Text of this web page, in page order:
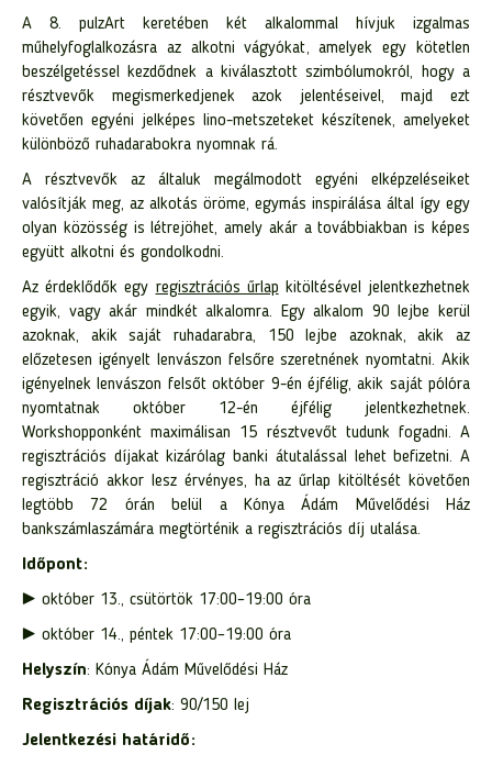
A 8. pulzArt keretében két alkalommal hívjuk izgalmas
műhelyfoglalkozásra az alkotni vágyókat, amelyek egy kötetlen
beszélgetéssel kezdődnek a kiválasztott szimbólumokról, hogy a
résztvevők megismerkedjenek azok jelentéseivel, majd ezt
követően egyéni jelképes lino-metszeteket készítenek, amelyeket
különböző ruhadarabokra nyomnak rá.
A résztvevők az általuk megálmodott egyéni elképzeléseiket
valósítják meg, az alkotás öröme, egymás inspirálása által így egy
olyan közösség is létrejöhet, amely akár a továbbiakban is képes
együtt alkotni és gondolkodni.
Az érdeklődők egy regisztrációs űrlap kitöltésével jelentkezhetnek
egyik, vagy akár mindkét alkalomra. Egy alkalom 90 lejbe kerül
azoknak, akik saját ruhadarabra, 150 lejbe azoknak, akik az
előzetesen igényelt lenvászon felsőre szeretnének nyomtatni. Akik
igényelnek lenvászon felsőt október 9-én éjfélig, akik saját pólóra
nyomtatnak október 12-én éjfélig jelentkezhetnek.
Workshopponként maximálisan 15 résztvevőt tudunk fogadni. A
regisztrációs díjakat kizárólag banki átutalással lehet befizetni. A
regisztráció akkor lesz érvényes, ha az űrlap kitöltését követően
legtöbb 72 órán belül a Kónya Ádám Művelődési Ház
bankszámlaszámára megtörténik a regisztrációs díj utalása.
Időpont:
► október 13., csütörtök 17:00–19:00 óra
► október 14., péntek 17:00–19:00 óra
Helyszín: Kónya Ádám Művelődési Ház
Regisztrációs díjak: 90/150 lej
Jelentkezési határidő: